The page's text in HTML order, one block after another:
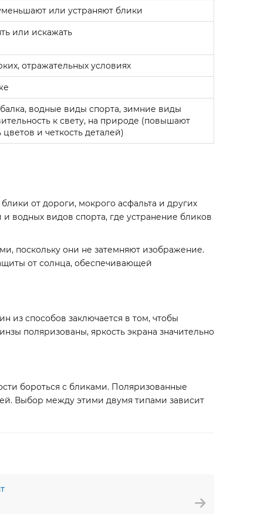
или устраняют блики
или искажать
отражательных условиях
водные виды спорта, зимние виды
к свету, на природе (повышают
цветов и четкость деталей)
от дороги, мокрого асфальта и других
водных видов спорта, где устранение бликов
поскольку они не затемняют изображение.
от солнца, обеспечивающей
из способов заключается в том, чтобы
поляризованы, яркость экрана значительно
бороться с бликами. Поляризованные
Выбор между этими двумя типами зависит